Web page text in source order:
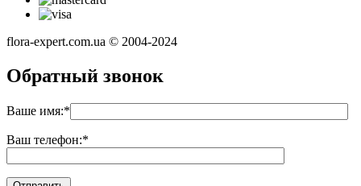
flora-expert.com.ua © 2004-2024
Обратный звонок
Ваше имя:*
Ваш телефон:*